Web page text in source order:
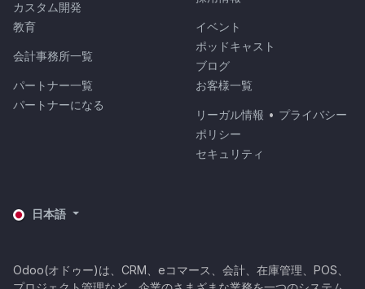
カスタム開発
教育
会計事務所一覧
パートナー一覧
パートナーになる
イベント
ポッドキャスト
ブログ
お客様一覧
リーガル情報 • プライバシー
ポリシー
セキュリティ
日本語
Odoo(オドゥー)は、CRM、eコマース、会計、在庫管理、POS、